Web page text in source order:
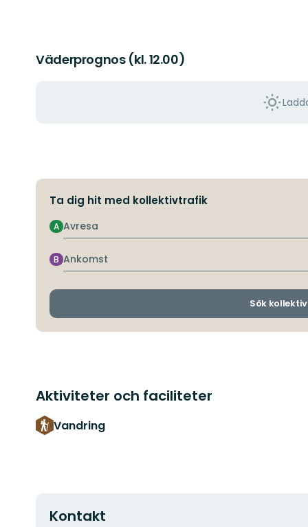
Väderprognos (kl. 12.00)
Ta dig hit med kollektivtrafik
Avresa
A
Ankomst
B
Sök
Aktiviteter och faciliteter
Vandring
Kontakt